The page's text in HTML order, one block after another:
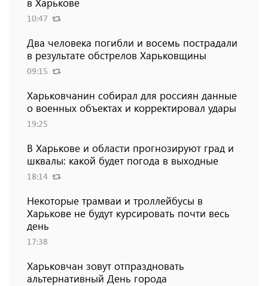
10:47
Два человека погибли и восемь пострадали
в результате обстрелов Харьковщины
09:15
Харьковчанин собирал для россиян данные
о военных объектах и ​​корректировал удары
19:25
В Харькове и области прогнозируют град и
шквалы: какой будет погода в выходные
18:14
Некоторые трамваи и троллейбусы в
Харькове не будут курсировать почти весь
день
17:38
Харьковчан зовут отпраздновать
альтернативный День города